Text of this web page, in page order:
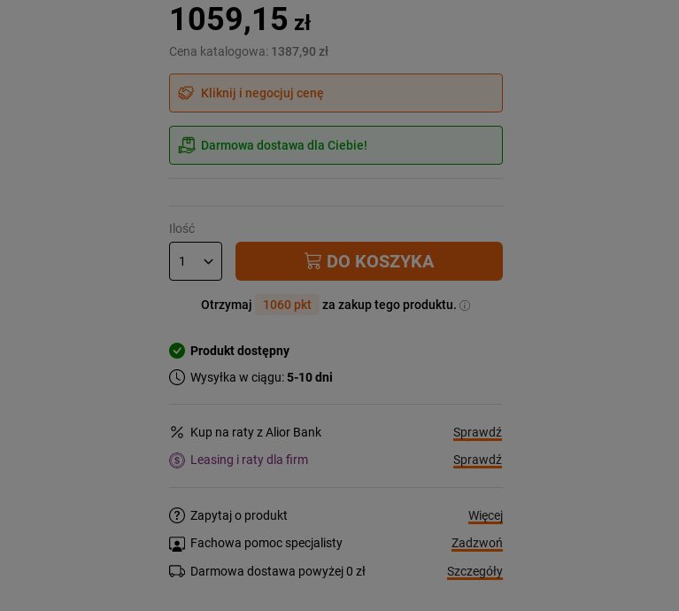
1059,15 zł
Cena katalogowa: 1387,90 zł
Kliknij i negocjuj cenę
Darmowa dostawa dla Ciebie!
Ilość
DO KOSZYKA
Otrzymaj 1060 pkt za zakup tego produktu.
Produkt dostępny
Wysyłka w ciągu:5-10 dni
Kup na raty z Alior Bank
Sprawdź
Leasing i raty dla firm
Sprawdź
Zapytaj o produkt
Więcej
Fachowa pomoc specjalisty
Zadzwoń
Darmowa dostawa powyżej 0 zł
Szczegóły